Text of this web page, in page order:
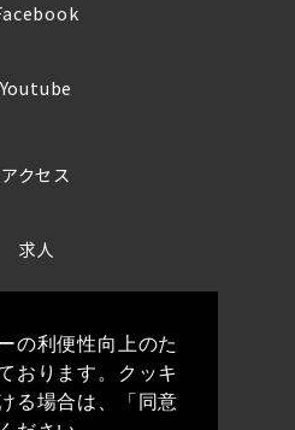
Youtube
アクセス
求人
シーポリシー
の利便性向上のた
おります。クッキ
る場合は、「同意